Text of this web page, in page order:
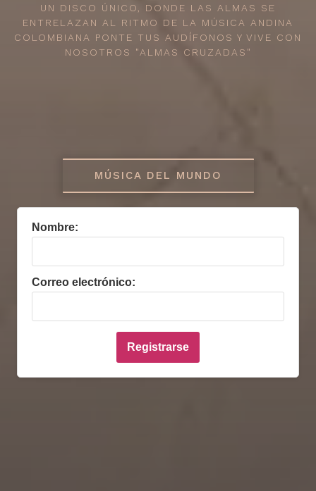
UN DISCO ÚNICO, DONDE LAS ALMAS SE
ENTRELAZAN AL RITMO DE LA MÚSICA ANDINA
COLOMBIANA PONTE TUS AUDÍFONOS Y VIVE CON
NOSOTROS "ALMAS CRUZADAS"
MÚSICA DEL MUNDO
Nombre:
Correo electrónico: